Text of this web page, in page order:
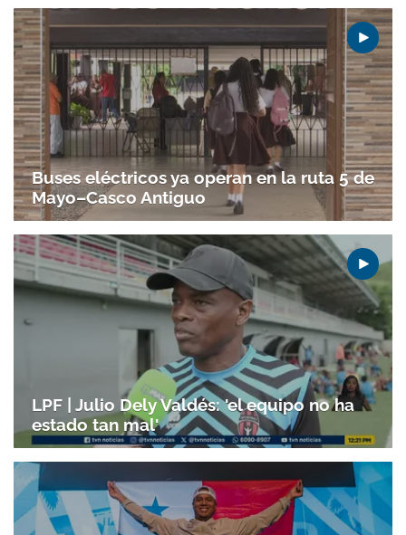
Buses eléctricos ya operan en la ruta 5 de
Mayo–Casco Antiguo
LPF | Julio Dely Valdés: 'el equipo no ha
estado tan mal'